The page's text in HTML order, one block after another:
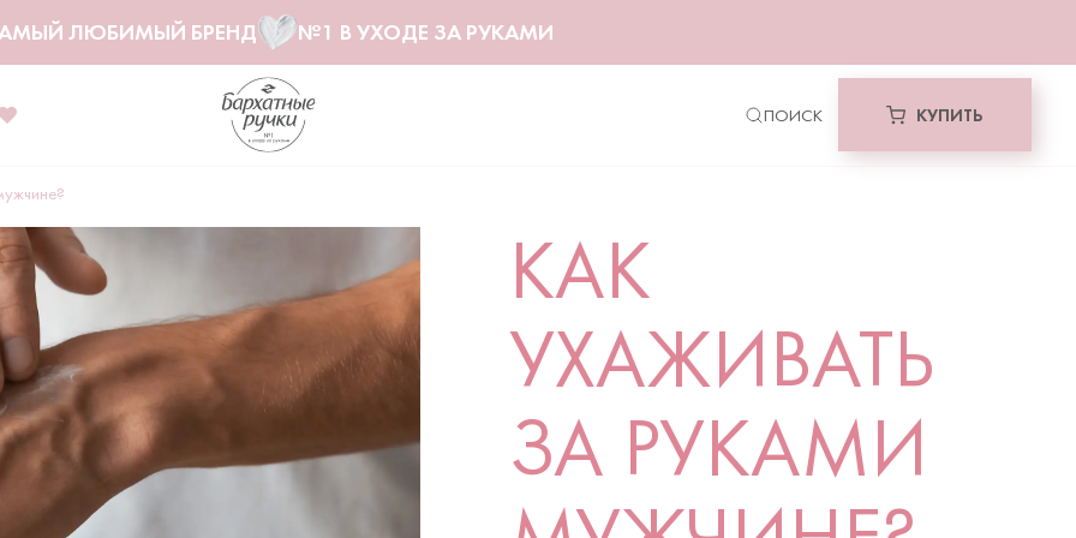
ЛЮБИМЫЙ БРЕНД №1 В УХОДЕ ЗА РУКАМИ
КУПИТЬ
КАК
УХАЖИВАТЬ
ЗА РУКАМИ